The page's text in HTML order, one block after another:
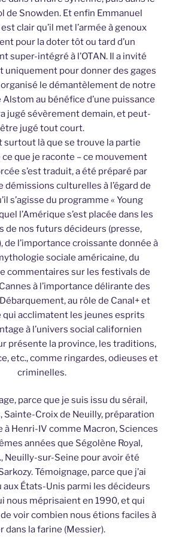
de Snowden. Et enfin Emmanuel
clair qu’il met l’armée à genoux
pour la doter tôt ou tard d’un
super-intégré à l’OTAN. Il a invité
uniquement pour donner des gages
organisé le démantèlement de notre
au bénéfice d’une puissance
jugé sévèrement demain, et peut-
être jugé tout court.
surtout là que se trouve la partie
que je raconte – ce mouvement
s’est traduit, a été préparé par
culturelles à l’égard de
s’agisse du programme « Young
l’Amérique s’est placée dans les
de nos futurs décideurs (presse,
de l’importance croissante donnée à
sociale américaine, du
commentaires sur les festivals de
à l’importance délirante des
au rôle de Canal+ et
qui acclimatent les jeunes esprits
à l’univers social californien
présente la province, les traditions,
etc., comme ringardes, odieuses et
criminelles.
parce que je suis issu du sérail,
Sainte-Croix de Neuilly, préparation
à Henri-IV comme Macron, Sciences
années que Ségolène Royal,
Neuilly-sur-Seine pour avoir été
Témoignage, parce que j’ai
États-Unis parmi les décideurs
nous méprisaient en 1990, et qui
voir combien nous étions faciles à
dans la farine (Messier).